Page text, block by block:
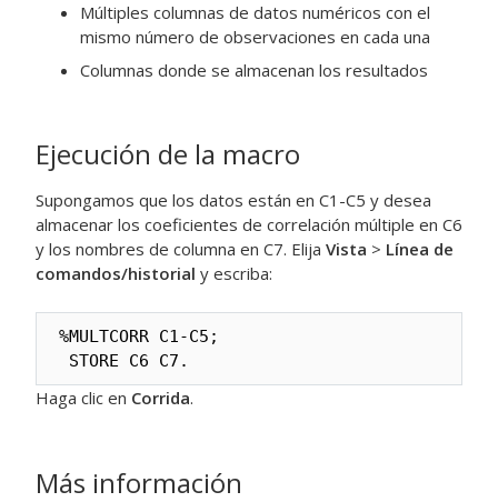
Múltiples columnas de datos numéricos con el
mismo número de observaciones en cada una
Columnas donde se almacenan los resultados
Ejecución de la macro
Supongamos que los datos están en C1-C5 y desea
almacenar los coeficientes de correlación múltiple en C6
y los nombres de columna en C7. Elija Vista > Línea de
comandos/historial y escriba:
%MULTCORR C1-C5;
STORE C6 C7.
Haga clic en Corrida.
Más información